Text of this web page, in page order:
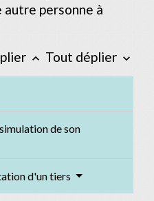
autre personne à
keyboard_arrow_up Tout déplier keyboard_arrow_down
de son
d'un tiers